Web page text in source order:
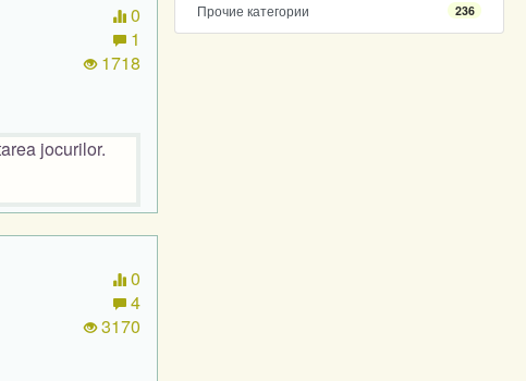
Прочие категории 236
0
1
1718
jocurilor.
0
4
3170